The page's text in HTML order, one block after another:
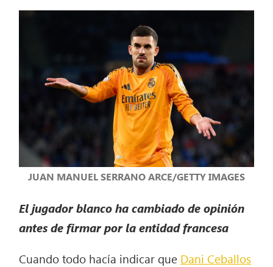
JUAN MANUEL SERRANO ARCE/GETTY IMAGES
El jugador blanco ha cambiado de opinión
antes de firmar por la entidad francesa
Cuando todo hacía indicar que Dani Ceballos